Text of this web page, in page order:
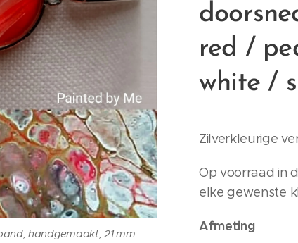
red /
white /
handgemaakt, 21 mm
Zilverkleurige
Op voorraad in
elke gewenste
Afmeting